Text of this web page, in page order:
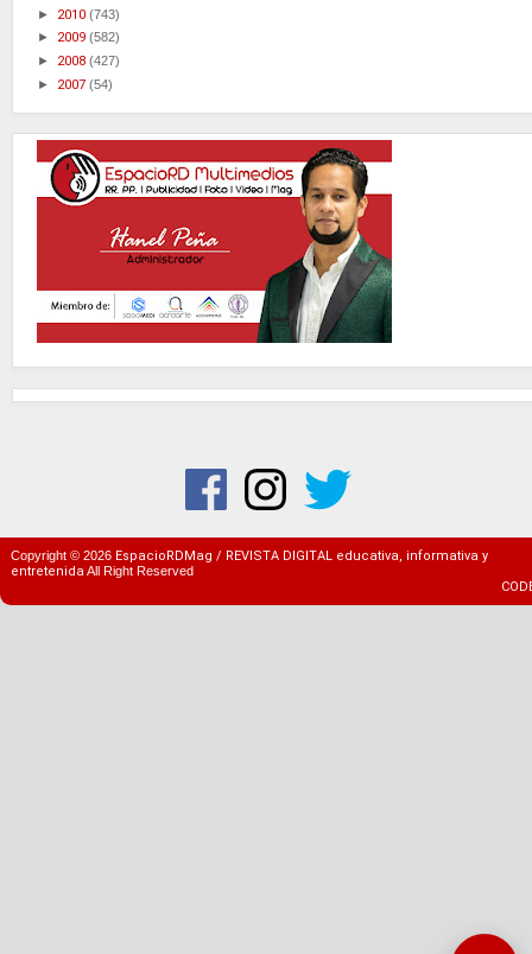
► 2010 (743)
► 2009 (582)
► 2008 (427)
► 2007 (54)
Copyright © 2026 EspacioRDMag / REVISTA DIGITAL educativa, informativa y
entretenidaAll Right Reserved